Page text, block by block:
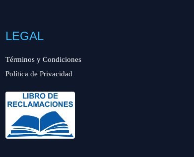
LEGAL
Términos y Condiciones
Política de Privacidad